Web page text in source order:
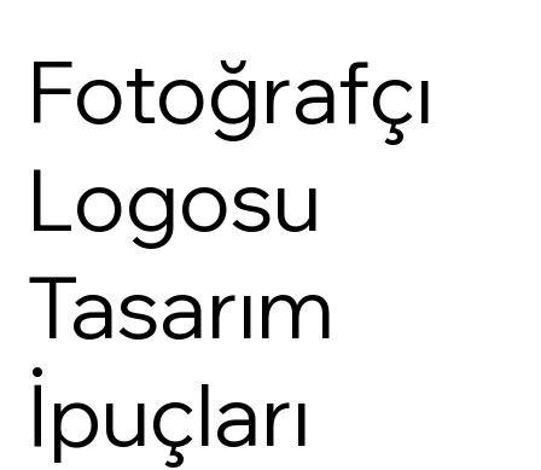
Fotoğrafçı
Logosu
Tasarım
İpuçları